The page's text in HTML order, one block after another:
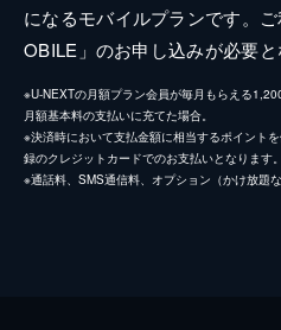
になるモバイルプランです。
OBILE」のお申し込みが必要と
※U-NEXTの月額プラン会員が毎月もらえる
月額基本料の支払いに充てた場合。
※決済時において支払金額に相当するポイント
録のクレジットカードでのお支払いとなります。
※通話料、SMS通信料、オプション（かけ放題